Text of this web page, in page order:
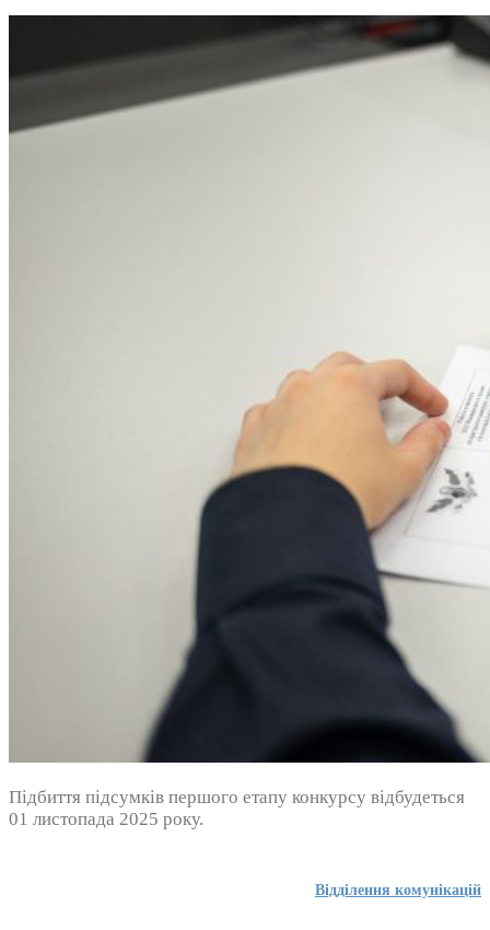
Підбиття підсумків першого етапу конкурсу відбудеться
01 листопада 2025 року.
Відділення комунікацій